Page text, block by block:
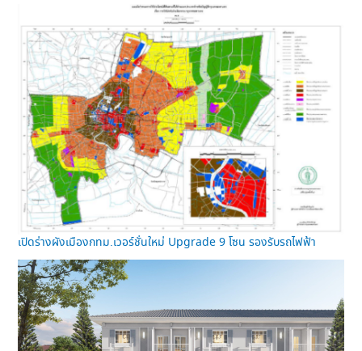
เปิดร่างผังเมืองกทม.เวอร์ชั่นใหม่ Upgrade 9 โซน รองรับรถไฟฟ้า